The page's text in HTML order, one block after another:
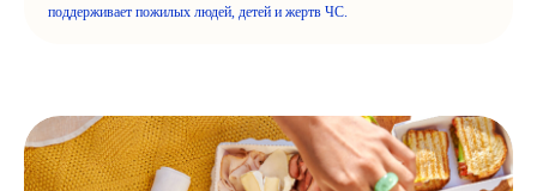
поддерживает пожилых людей, детей и жертв ЧС.